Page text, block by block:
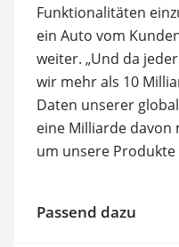
Funktionalitäten
ein Auto vom
weiter. „Und da
wir mehr als 10
Daten unserer
eine Milliarde
um unsere Produkte
Passend dazu